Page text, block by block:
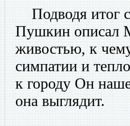
Подводя итог
Пушкин описал
живостью, к
симпатии и
к городу Он
она выглядит.